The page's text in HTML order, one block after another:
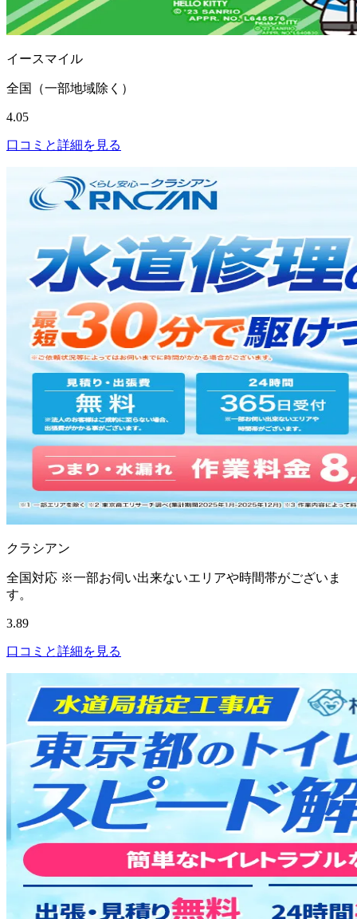
イースマイル
全国（一部地域除く）
4.05
口コミと詳細を見る
クラシアン
全国対応 ※一部お伺い出来ないエリアや時間帯がございま
す。
3.89
口コミと詳細を見る